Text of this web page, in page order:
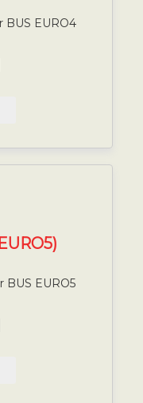
BUS EURO4
BUS EURO5